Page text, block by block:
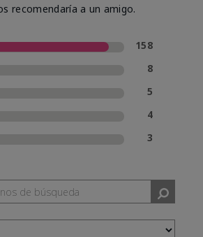
recomendaría a un amigo.
158
8
5
4
3